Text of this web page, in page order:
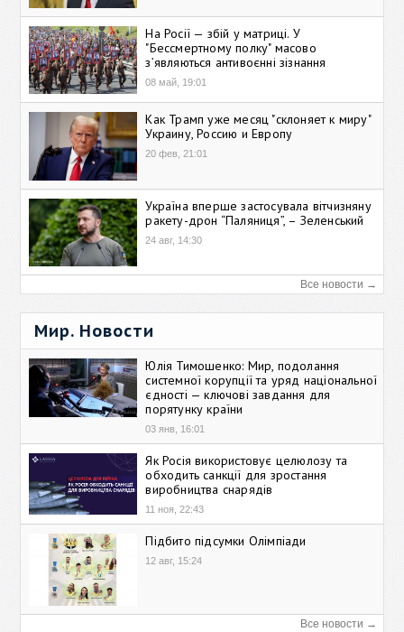
На Росії — збій у матриці. У
"Бессмертному полку" масово
зʼявляються антивоєнні зізнання
08 май, 19:01
Как Трамп уже месяц "склоняет к миру"
Украину, Россию и Европу
20 фев, 21:01
Україна вперше застосувала вітчизняну
ракету-дрон “Паляниця”, – Зеленський
24 авг, 14:30
Все новости →
Мир. Новости
Юлія Тимошенко: Мир, подолання
системної корупції та уряд національної
єдності — ключові завдання для
порятунку країни
03 янв, 16:01
Як Росія використовує целюлозу та
обходить санкції для зростання
виробництва снарядів
11 ноя, 22:43
Підбито підсумки Олімпіади
12 авг, 15:24
Все новости →